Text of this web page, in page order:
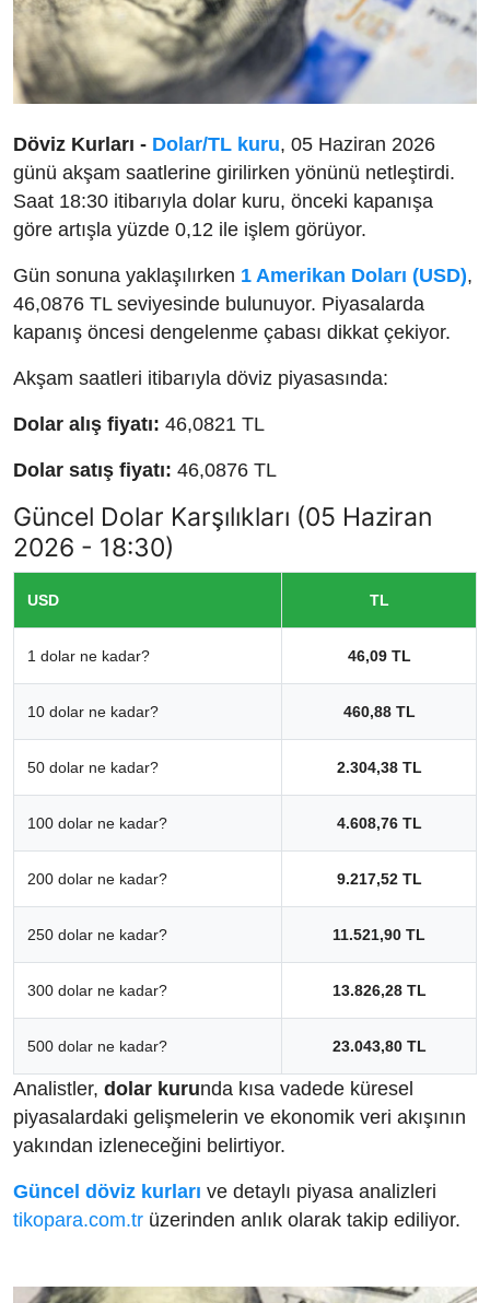
Döviz Kurları - Dolar/TL kuru, 05 Haziran 2026
günü akşam saatlerine girilirken yönünü netleştirdi.
Saat 18:30 itibarıyla dolar kuru, önceki kapanışa
göre artışla yüzde 0,12 ile işlem görüyor.
Gün sonuna yaklaşılırken 1 Amerikan Doları (USD),
46,0876 TL seviyesinde bulunuyor. Piyasalarda
kapanış öncesi dengelenme çabası dikkat çekiyor.
Akşam saatleri itibarıyla döviz piyasasında:
Dolar alış fiyatı: 46,0821 TL
Dolar satış fiyatı: 46,0876 TL
Güncel Dolar Karşılıkları (05 Haziran
2026 - 18:30)
USD TL
1 dolar ne kadar? 46,09 TL
10 dolar ne kadar? 460,88 TL
50 dolar ne kadar? 2.304,38 TL
100 dolar ne kadar? 4.608,76 TL
200 dolar ne kadar? 9.217,52 TL
250 dolar ne kadar? 11.521,90 TL
300 dolar ne kadar? 13.826,28 TL
500 dolar ne kadar? 23.043,80 TL
Analistler, dolar kurunda kısa vadede küresel
piyasalardaki gelişmelerin ve ekonomik veri akışının
yakından izleneceğini belirtiyor.
Güncel döviz kurları ve detaylı piyasa analizleri
tikopara.com.tr üzerinden anlık olarak takip ediliyor.